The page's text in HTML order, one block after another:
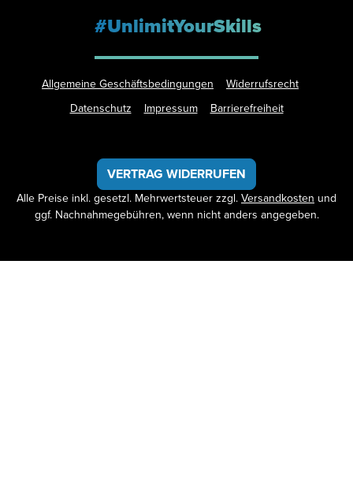
#UnlimitYourSkills
Allgemeine Geschäftsbedingungen
Widerrufsrecht
Datenschutz
Impressum Barrierefreiheit
VERTRAG WIDERRUFEN
Alle Preise inkl. gesetzl. Mehrwertsteuer zzgl.Versandkosten und
ggf. Nachnahmegebühren, wenn nicht anders angegeben.